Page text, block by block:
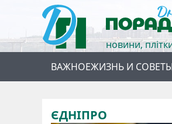
новини,
ВАЖНОЕЖИЗНЬ И
ЄДНІПРО